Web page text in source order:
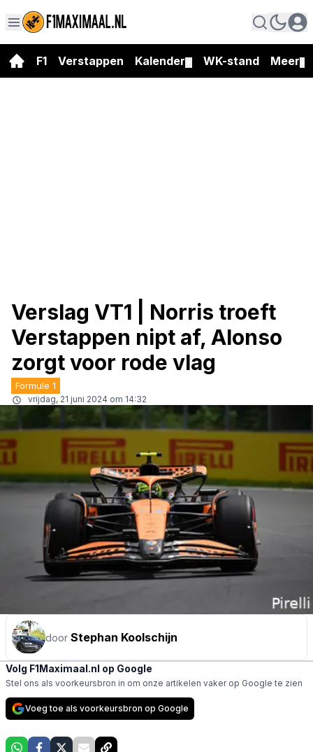
F1 Verstappen Kalender WK-stand Meer
Verslag VT1 | Norris troeft
Verstappen nipt af, Alonso
zorgt voor rode vlag
Formule 1
vrijdag, 21 juni 2024 om 14:32
door Stephan Koolschijn
Volg F1Maximaal.nl op Google
Stel ons als voorkeursbron in om onze artikelen vaker op Google te zien
Voeg toe als voorkeursbron op Google